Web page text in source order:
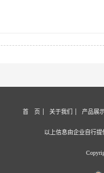
首 页 关于我们 产品展
以上信息由企业自行